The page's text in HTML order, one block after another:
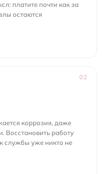
платите почти как за
остаются
02
коррозия, даже
Восстановить работу
службы уже никто не